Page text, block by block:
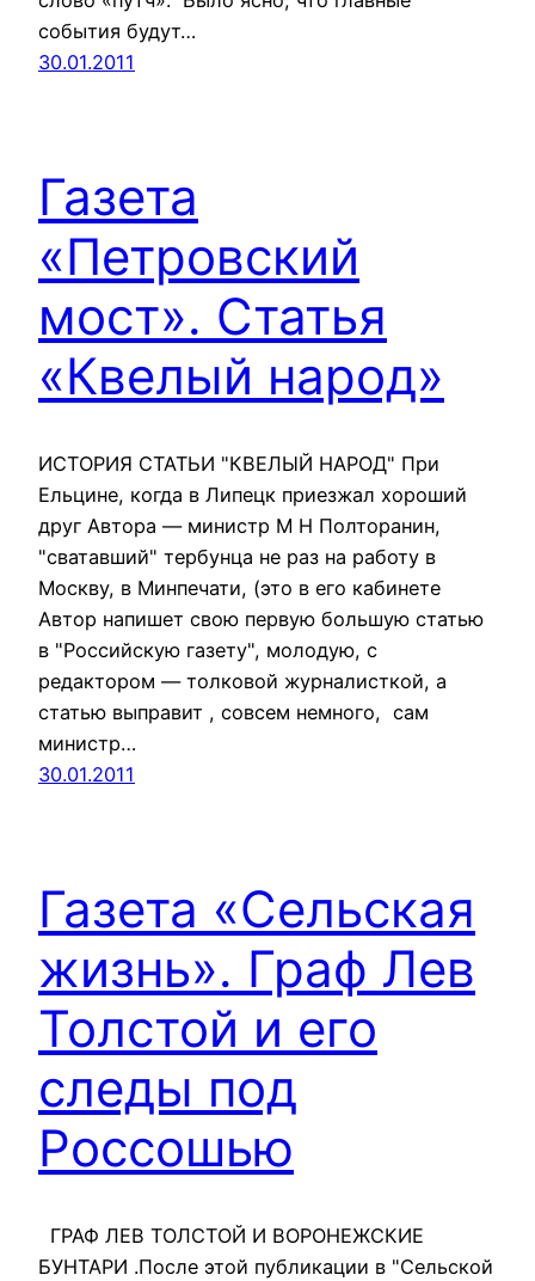
события будут…
30.01.2011
Газета
«Петровский
мост». Статья
«Квелый народ»
ИСТОРИЯ СТАТЬИ "КВЕЛЫЙ НАРОД" При
Ельцине, когда в Липецк приезжал хороший
друг Автора — министр М Н Полторанин,
"сватавший" тербунца не раз на работу в
Москву, в Минпечати, (это в его кабинете
Автор напишет свою первую большую статью
в "Российскую газету", молодую, с
редактором — толковой журналисткой, а
статью выправит , совсем немного, сам
министр…
30.01.2011
Газета «Сельская
жизнь». Граф Лев
Толстой и его
следы под
Россошью
ГРАФ ЛЕВ ТОЛСТОЙ И ВОРОНЕЖСКИЕ
БУНТАРИ .После этой публикации в "Сельской